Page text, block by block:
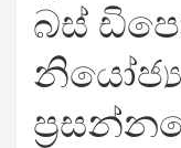
බස්